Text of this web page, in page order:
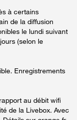
à certains
de la diffusion
le lundi suivant
(selon le
Enregistrements
au débit wifi
de la Livebox. Avec